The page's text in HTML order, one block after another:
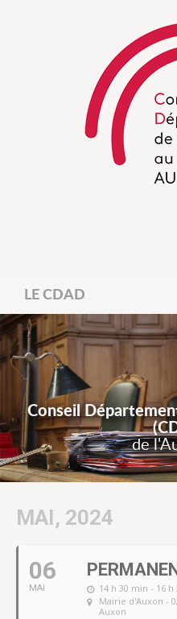
LE CDAD
Conseil
de
MAI, 2024
06
MAI
14 h 30 min - 16 h
Mairie d'Auxon -
Auxon